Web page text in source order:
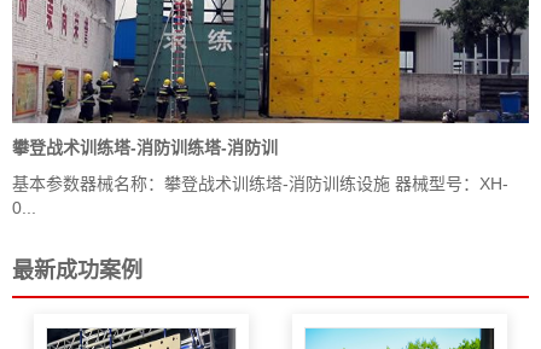
攀登战术训练塔-消防训练塔-消防训
基本参数器械名称：攀登战术训练塔-消防训练设施 器械型号：XH-
0...
最新成功案例